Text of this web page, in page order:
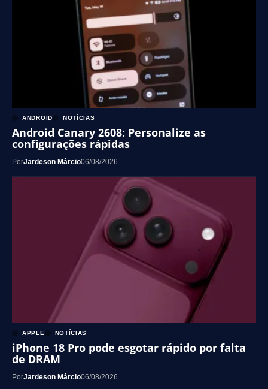
ANDROID NOTÍCIAS
Android Canary 2608: Personalize as
configurações rápidas
PorJardeson Márcio06/08/2026
APPLE NOTÍCIAS
iPhone 18 Pro pode esgotar rápido por falta
de DRAM
PorJardeson Márcio06/08/2026